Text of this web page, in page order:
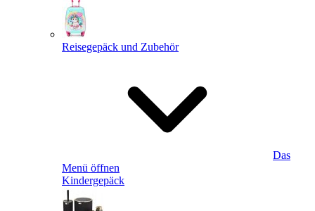
Reisegepäck und Zubehör
Das
Menü öffnen
Kindergepäck